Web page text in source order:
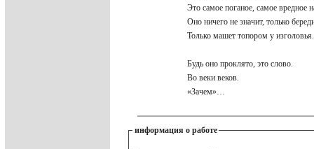
Это самое поганое, самое вредное
Оно ничего не значит, только
Только машет топором у
Будь оно проклято, это слово.
Во веки веков.
«Зачем»…
информация о работе